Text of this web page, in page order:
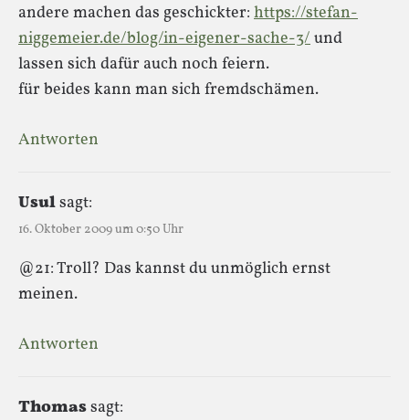
andere machen das geschickter: https://stefan-
niggemeier.de/blog/in-eigener-sache-3/und
lassen sich dafür auch noch feiern.
für beides kann man sich fremdschämen.
Antworten
Usulsagt:
16. Oktober 2009 um 0:50 Uhr
@21: Troll? Das kannst du unmöglich ernst
meinen.
Antworten
Thomassagt: